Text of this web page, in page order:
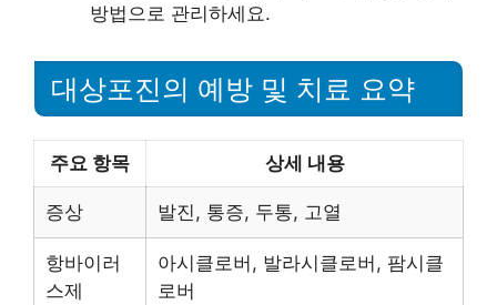
방법으로 관리하세요.
대상포진의 예방 및 치료 요약
주요 항목 상세 내용
증상 발진, 통증, 두통, 고열
항바이러
스제
아시클로버, 발라시클로버, 팜시클
로버